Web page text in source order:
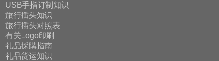
USB手指订制知识
旅行插头知识
旅行插头对照表
有关Logo印刷
礼品採購指南
礼品货运知识